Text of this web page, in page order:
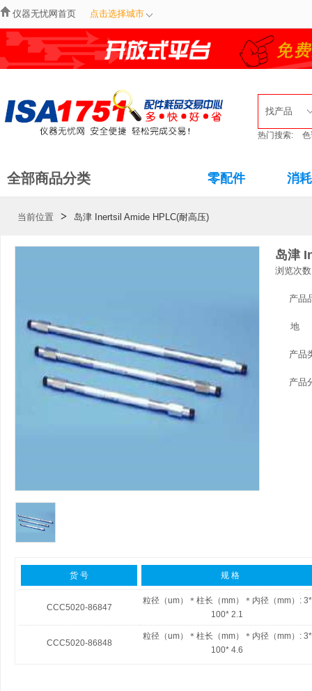
仪器无忧网首页 点击选择城市
找产品
热门搜索:
全部商品分类 零配件 消
当前位置 > 岛津 Inertsil Amide HPLC(耐高压)
岛津
浏览次
产品
地
产品
产品
货 号 规 格
CCC5020-86847
粒径（um）＊柱长（mm）＊内径（mm）: 3*
100* 2.1
CCC5020-86848
粒径（um）＊柱长（mm）＊内径（mm）: 3*
100* 4.6